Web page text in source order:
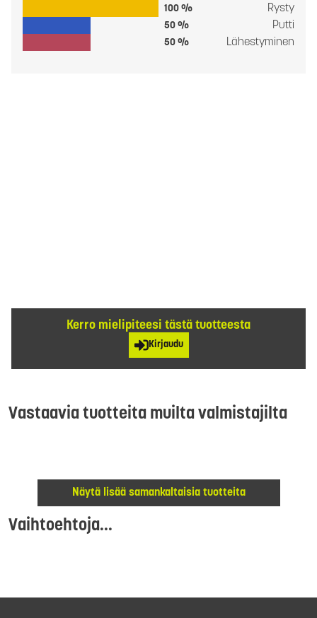
100 % Rysty
50 % Putti
50 % Lähestyminen
Kerro mielipiteesi tästä tuotteesta
Kirjaudu
Vastaavia tuotteita muilta valmistajilta
Näytä lisää samankaltaisia tuotteita
Vaihtoehtoja...